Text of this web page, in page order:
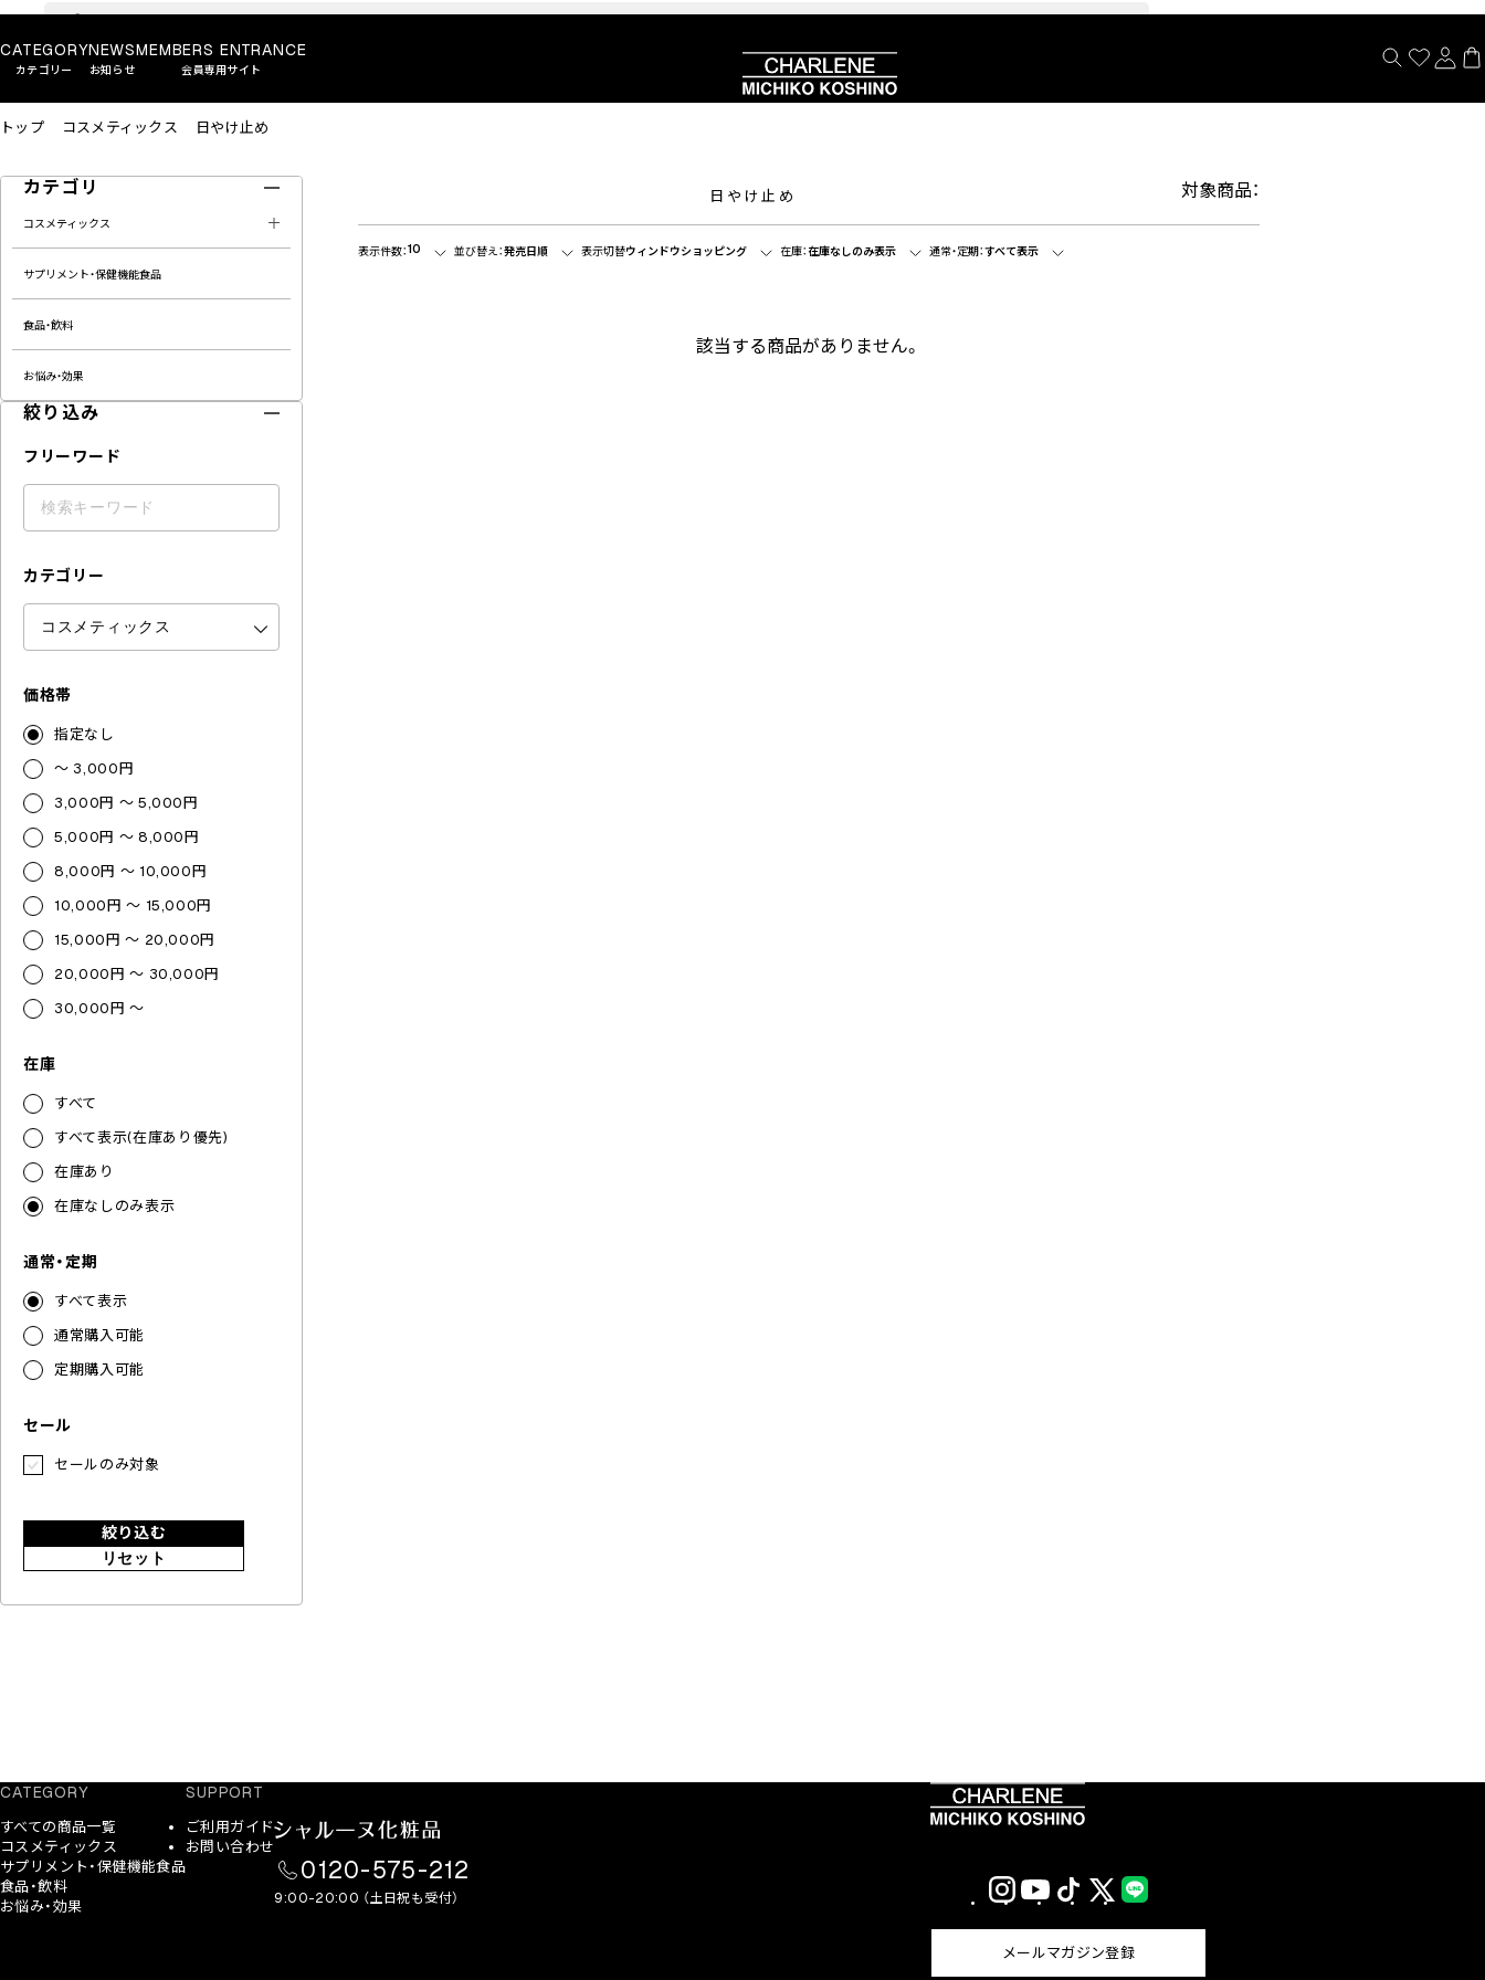
CATEGORY
カテゴリー
NEWS
お知らせ
MEMBERS ENTRANCE
会員専用サイト
トップ コスメティックス 日やけ止め
カテゴリ
コスメティックス
サプリメント・保健機能食品
食品・飲料
お悩み・効果
絞り込み
フリーワード
カテゴリー
価格帯
指定なし
～ 3,000円
3,000円 ～ 5,000円
5,000円 ～ 8,000円
8,000円 ～ 10,000円
10,000円 ～ 15,000円
15,000円 ～ 20,000円
20,000円 ～ 30,000円
30,000円 ～
在庫
すべて
すべて表示(在庫あり優先)
在庫あり
在庫なしのみ表示
通常・定期
すべて表示
通常購入可能
定期購入可能
セール
セールのみ対象
絞り込む
リセット
日やけ止め 対象商品：
表示件数：10 並び替え：発売日順 表示切替ウィンドウショッピング 在庫：在庫なしのみ表示 通常・定期：すべて表示
該当する商品がありません。
CATEGORY
すべての商品一覧
コスメティックス
サプリメント・保健機能食品
食品・飲料
お悩み・効果
SUPPORT
ご利用ガイド
お問い合わせ
0120-575-212
9:00-20:00 （土日祝も受付）
InstagramYouTubeTikTok X
(Twitter)
メールマガジン登録